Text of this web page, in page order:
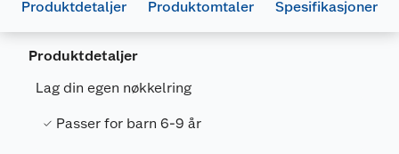
Produktdetaljer Produktomtaler Spesifikasjoner
Produktdetaljer
Lag din egen nøkkelring
Passer for barn 6-9 år
artikkelnummer
Forpakningsmål